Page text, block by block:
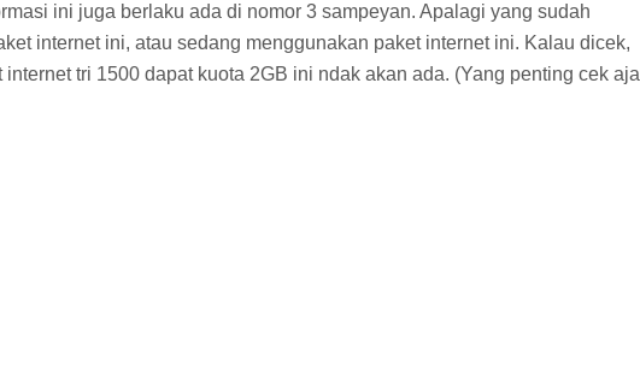
ini juga berlaku ada di nomor 3 sampeyan. Apalagi yang sudah
internet ini, atau sedang menggunakan paket internet ini. Kalau dicek,
internet tri 1500 dapat kuota 2GB ini ndak akan ada. (Yang penting cek aja